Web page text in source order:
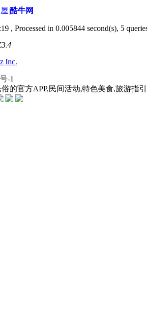
|酷牛网
, Processed in 0.005844 second(s), 5
Inc.
-1
的官方APP,民间活动,特色美食,旅游